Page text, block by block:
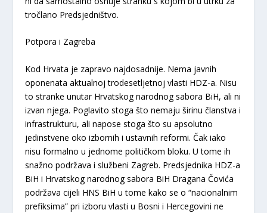
tročlano Predsjedništvo.
Potpora i Zagreba
Kod Hrvata je zapravo najdosadnije. Nema javnih
oponenata aktualnoj trodesetljetnoj vlasti HDZ-a. Nisu
to stranke unutar Hrvatskog narodnog sabora BiH, ali ni
izvan njega. Poglavito stoga što nemaju širinu članstva i
infrastrukturu, ali napose stoga što su apsolutno
jedinstvene oko izbornih i ustavnih reformi. Čak iako
nisu formalno u jednome političkom bloku. U tome ih
snažno podržava i službeni Zagreb. Predsjednika HDZ-a
BiH i Hrvatskog narodnog sabora BiH Dragana Čovića
podržava cijeli HNS BiH u tome kako se o “nacionalnim
prefiksima” pri izboru vlasti u Bosni i Hercegovini ne